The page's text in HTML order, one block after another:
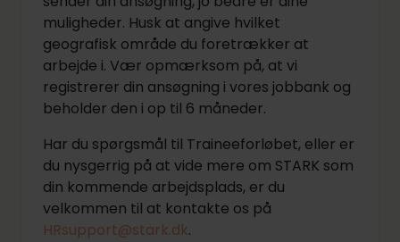
muligheder. Husk at angive hvilket
geografisk område du foretrækker at
arbejde i. Vær opmærksom på, at vi
registrerer din ansøgning i vores jobbank og
beholder den i op til 6 måneder.
Har du spørgsmål til Traineeforløbet, eller er
du nysgerrig på at vide mere om STARK som
din kommende arbejdsplads, er du
velkommen til at kontakte os på
HRsupport@stark.dk.